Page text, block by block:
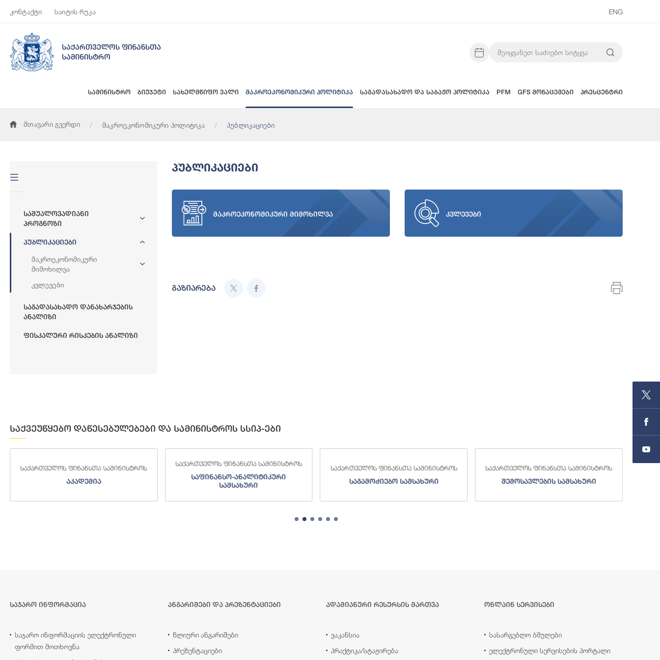
კონტაქტი საიტის რუკა ENG
საქართველოს ფინანსთა
სამინისტრო
სამინისტრო ბიუჯეტი სახელმწიფო ვალი მაკროეკონომიკური პოლიტიკა საგადასახადო და საბაჟო პოლიტიკა PFM GFS მონაცემები პრესცენტრი
მთავარი გვერდი მაკროეკონომიკური პოლიტიკა პუბლიკაციები
Საშუალოვადიანი
Პროგნოზი
Პუბლიკაციები
Მაკროეკონომიკური
Მიმოხილვა
Კვლევები
Საგადასახადო Დანახარჯების
Ანალიზი
Ფისკალური Რისკების Ანალიზი
Პუბლიკაციები
მაკროეკონომიკური მიმოხილვა კვლევები
გაზიარება
საქვეუწყებო დაწესებულებები და სამინისტროს სსიპ-ები
საქართველოს ფინანსთა სამინისტროს
აკადემია
საქართველოს ფინანსთა სამინისტროს
საფინანსო-ანალიტიკური
სამსახური
საქართველოს ფინანსთა სამინისტროს
საგამოძიებო სამსახური
საქართველოს ფინანსთა სამინისტროს
შემოსავლების სამსახური
საჯარო ინფორმაცია
საჯარო ინფორმაციის ელექტრონული
ფორმით მოთხოვნა
ანგარიშები და პრეზენტაციები
წლიური ანგარიშები
პრეზენტაციები
ადამიანური რესურსის მართვა
ვაკანსია
პრაქტიკა/სტაჟირება
ონლაინ სერვისები
სასარგებლო ბმულები
ელექტრონული სერვისების პორტალი